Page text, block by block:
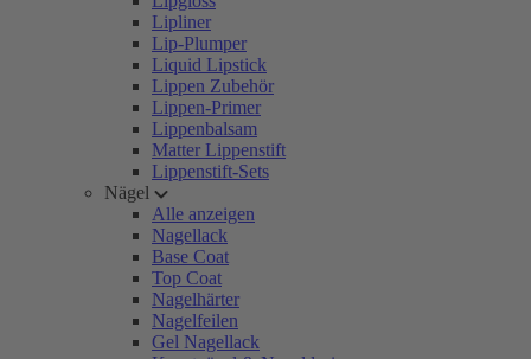
Lipliner
Lip-Plumper
Liquid Lipstick
Lippen Zubehör
Lippen-Primer
Lippenbalsam
Matter Lippenstift
Lippenstift-Sets
Nägel
Alle anzeigen
Nagellack
Base Coat
Top Coat
Nagelhärter
Nagelfeilen
Gel Nagellack